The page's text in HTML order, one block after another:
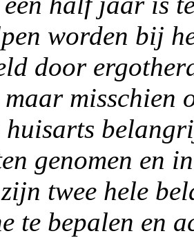
worden bij
door
maar misschien
genomen en
twee hele
te bepalen en